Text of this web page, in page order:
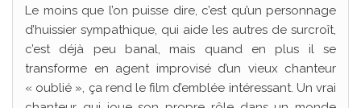
Le moins que l’on puisse dire, c’est qu’un personnage
d’huissier sympathique, qui aide les autres de surcroît,
c’est déjà peu banal, mais quand en plus il se
transforme en agent improvisé d’un vieux chanteur
« oublié », ça rend le film d’emblée intéressant. Un vrai